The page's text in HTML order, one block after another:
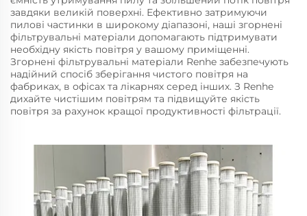
завдяки великій поверхні. Ефективно затримуючи
пилові частинки в широкому діапазоні, наші згорнені
фільтрувальні матеріали допомагають підтримувати
необхідну якість повітря у вашому приміщенні.
Згорнені фільтрувальні матеріали Renhe забезпечують
надійний спосіб зберігання чистого повітря на
фабриках, в офісах та лікарнях серед інших. З Renhe
дихайте чистішим повітрям та підвищуйте якість
повітря за рахунок кращої продуктивності фільтрації.